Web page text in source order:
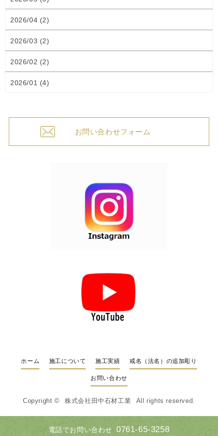
2026/04 (2)
2026/03 (2)
2026/02 (2)
2026/01 (4)
お問い合わせフォーム
電話でお問い合わせ 0761-65-3258
ホーム 施工について 施工実績 戒名（法名）の追加彫り
お問い合わせ
Copyright © 株式会社田中石材工業 All rights reserved.